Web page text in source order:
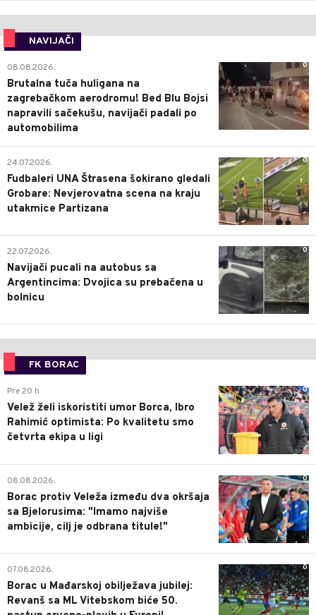
NAVIJAČI
0
08.08.2026.
Brutalna tuča huligana na
zagrebačkom aerodromu! Bed Blu Bojsi
napravili sačekušu, navijači padali po
automobilima
0
24.07.2026.
Fudbaleri UNA Štrasena šokirano gledali
Grobare: Nevjerovatna scena na kraju
utakmice Partizana
0
22.07.2026.
Navijači pucali na autobus sa
Argentincima: Dvojica su prebačena u
bolnicu
FK BORAC
0
Pre 20 h
Velež želi iskoristiti umor Borca, Ibro
Rahimić optimista: Po kvalitetu smo
četvrta ekipa u ligi
0
08.08.2026.
Borac protiv Veleža između dva okršaja
sa Bjelorusima: "Imamo najviše
ambicije, cilj je odbrana titule!"
0
07.08.2026.
Borac u Mađarskoj obilježava jubilej:
Revanš sa ML Vitebskom biće 50.